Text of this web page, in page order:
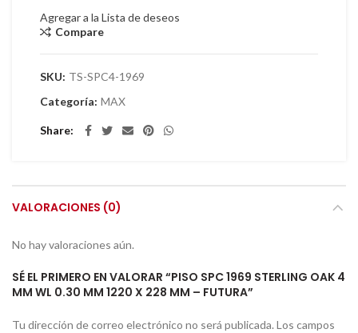
Agregar a la Lista de deseos
Compare
SKU: TS-SPC4-1969
Categoría: MAX
Share
VALORACIONES (0)
No hay valoraciones aún.
SÉ EL PRIMERO EN VALORAR “PISO SPC 1969 STERLING OAK 4
MM WL 0.30 MM 1220 X 228 MM – FUTURA”
Tu dirección de correo electrónico no será publicada.Los campos